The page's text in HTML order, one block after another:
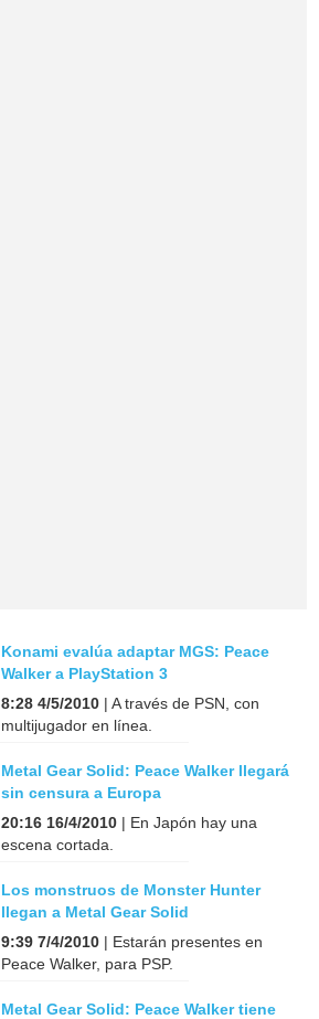
Konami evalúa adaptar MGS: Peace
Walker a PlayStation 3
8:28 4/5/2010 | A través de PSN, con
multijugador en línea.
Metal Gear Solid: Peace Walker llegará
sin censura a Europa
20:16 16/4/2010 | En Japón hay una
escena cortada.
Los monstruos de Monster Hunter
llegan a Metal Gear Solid
9:39 7/4/2010 | Estarán presentes en
Peace Walker, para PSP.
Metal Gear Solid: Peace Walker tiene